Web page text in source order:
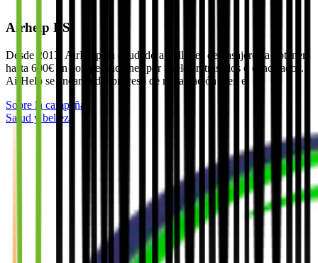
Airhelp ES
Desde 2013, AirHelp ha ayudado a millones de pasajeros a obtener
hasta 600€ en compensaciones por vuelos retrasados o cancelados.
AirHelp se encarga del proceso de reclamación y en el …
Sobre la campaña
Salud y belleza